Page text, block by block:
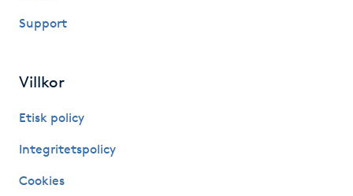
Hälsa
Hälsprickor
IPL
Support
Villkor
Etisk policy
Integritetspolicy
Cookies